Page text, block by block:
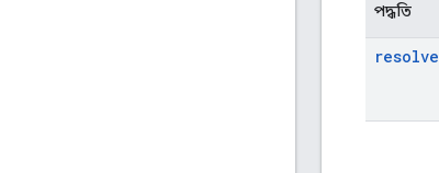
পদ্ধতি
resolve